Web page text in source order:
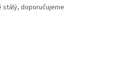
stálý, doporučujeme